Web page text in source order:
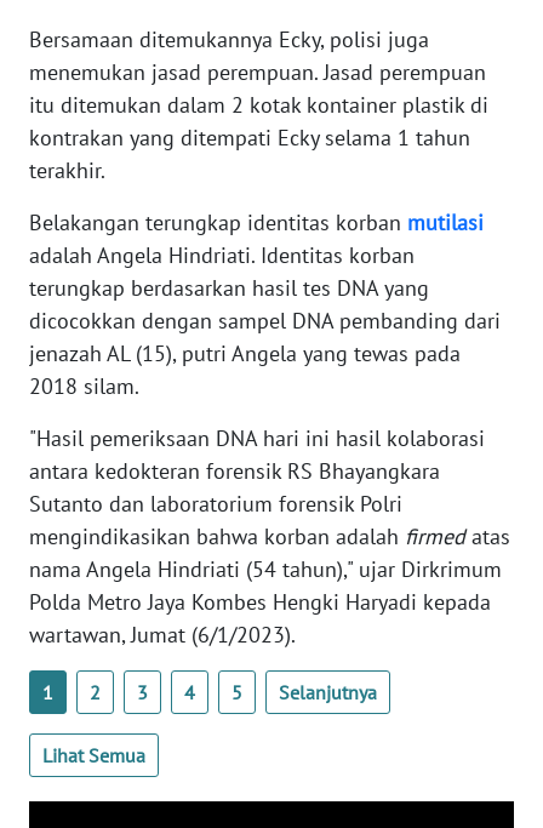
Bersamaan ditemukannya Ecky, polisi juga
menemukan jasad perempuan. Jasad perempuan
itu ditemukan dalam 2 kotak kontainer plastik di
kontrakan yang ditempati Ecky selama 1 tahun
terakhir.
Belakangan terungkap identitas korban mutilasi
adalah Angela Hindriati. Identitas korban
terungkap berdasarkan hasil tes DNA yang
dicocokkan dengan sampel DNA pembanding dari
jenazah AL (15), putri Angela yang tewas pada
2018 silam.
"Hasil pemeriksaan DNA hari ini hasil kolaborasi
antara kedokteran forensik RS Bhayangkara
Sutanto dan laboratorium forensik Polri
mengindikasikan bahwa korban adalah firmedatas
nama Angela Hindriati (54 tahun)," ujar Dirkrimum
Polda Metro Jaya Kombes Hengki Haryadi kepada
wartawan, Jumat (6/1/2023).
1 2 3 4 5 Selanjutnya
Lihat Semua
WN
WN
JAKARTA
WN
WN
BANTEN
WN
WN
KEPRI
WN
PAPUA
PAPUA
BARAT
WN
RIAU